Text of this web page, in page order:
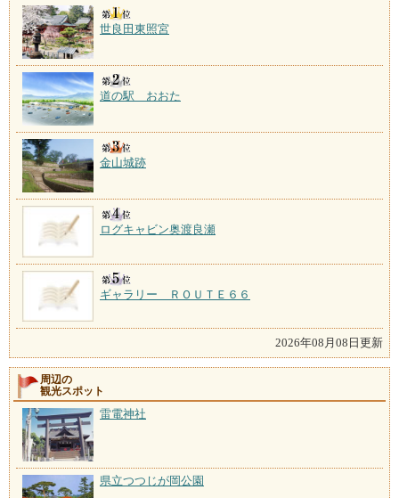
世良田東照宮
道の駅 おおた
金山城跡
ログキャビン奥渡良瀬
ギャラリー ＲＯＵＴＥ６６
2026年08月08日更新
周辺の
観光スポット
雷電神社
県立つつじが岡公園